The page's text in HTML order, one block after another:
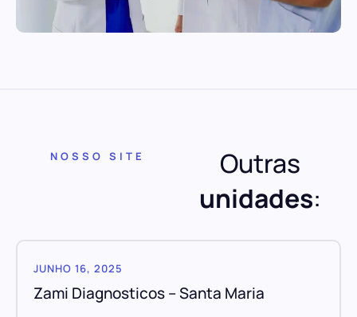
NOSSO SITE
Outras
unidades:
JUNHO 16, 2025
Zami Diagnosticos – Santa Maria